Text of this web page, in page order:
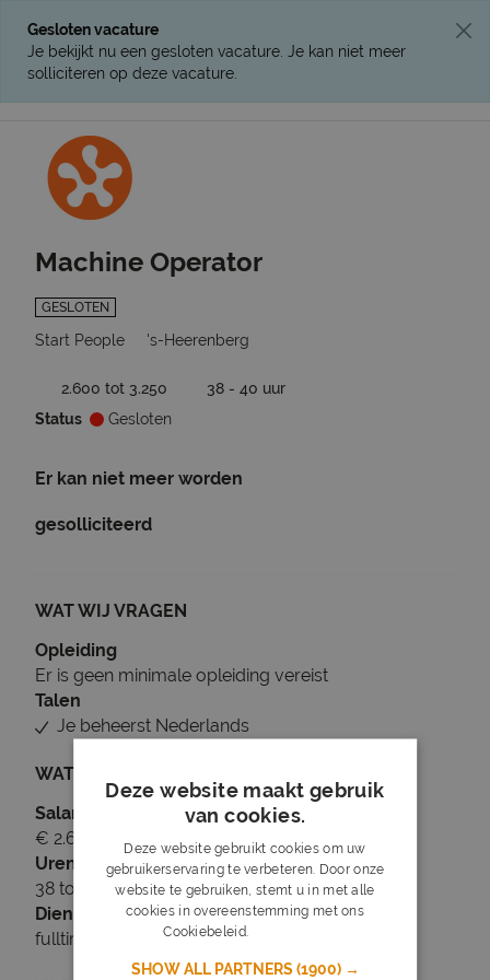
Gesloten vacature
Je bekijkt nu een gesloten vacature. Je kan niet meer
solliciteren op deze vacature.
Machine Operator
GESLOTEN
Start People 's-Heerenberg
2.600 tot 3.250
38 - 40 uur
Status
Gesloten
Er kan niet meer worden
gesolliciteerd
WAT WIJ VRAGEN
Opleiding
Er is geen minimale opleiding vereist
Talen
Je beheerst Nederlands
WAT WIJ BIEDEN
Salaris
€ 2.600 tot € 3.250
Uren
38 tot 40 uur per week
Dienstverband
fulltime
Deze website maakt gebruik
van cookies.
Deze website gebruikt cookies om uw
gebruikerservaring te verbeteren. Door onze
website te gebruiken, stemt u in met alle
cookies in overeenstemming met ons
Cookiebeleid.
SHOW ALL PARTNERS(1900) →